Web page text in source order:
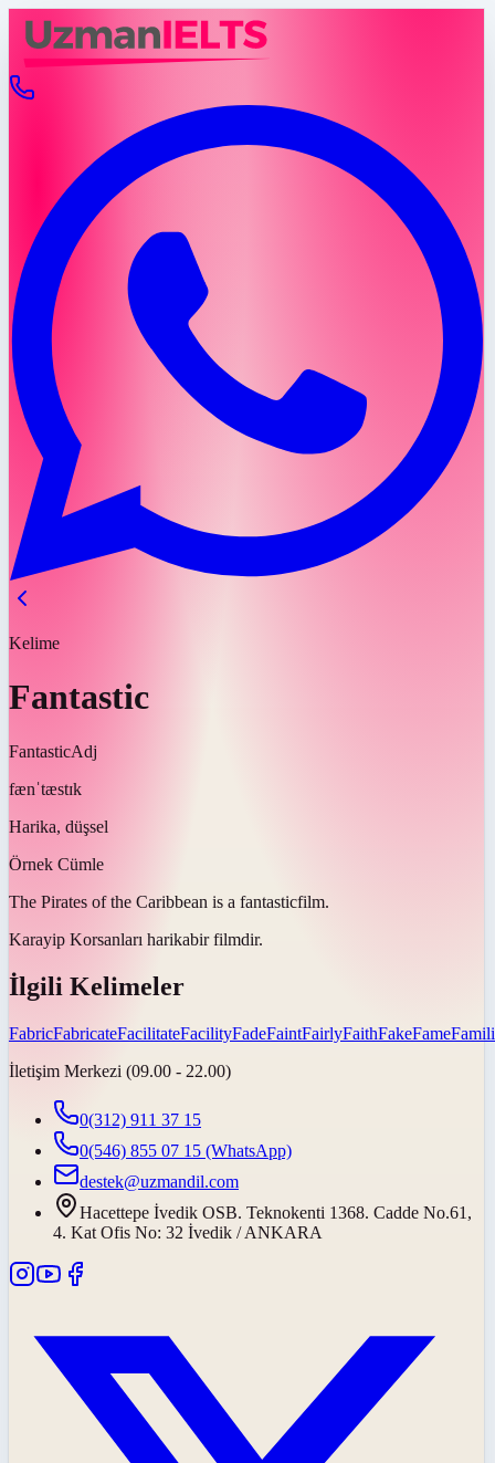
Kelime
Fantastic
FantasticAdj
fænˈtæstɪk
Harika, düşsel
Örnek Cümle
The Pirates of the Caribbean is a fantasticfilm.
Karayip Korsanları harikabir filmdir.
İlgili Kelimeler
FabricFabricateFacilitateFacilityFadeFaintFairlyFaithFakeFame
İletişim Merkezi (09.00 - 22.00)
0(312) 911 37 15
0(546) 855 07 15 (WhatsApp)
destek@uzmandil.com
Hacettepe İvedik OSB. Teknokenti 1368. Cadde No.61,
4. Kat Ofis No: 32 İvedik / ANKARA